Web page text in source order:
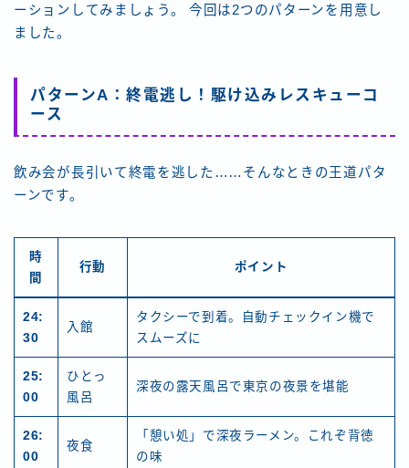
ーションしてみましょう。 今回は2つのパターンを用意し
ました。
パターンA：終電逃し！駆け込みレスキューコ
ース
飲み会が長引いて終電を逃した……そんなときの王道パタ
ーンです。
時
間
行動 ポイント
24:
30
入館
タクシーで到着。自動チェックイン機で
スムーズに
25:
00
ひとっ
風呂
深夜の露天風呂で東京の夜景を堪能
26:
00
夜食
「憩い処」で深夜ラーメン。これぞ背徳
の味